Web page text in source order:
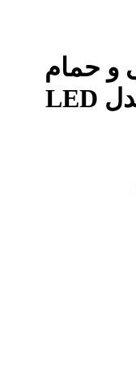
و حمام
همراه با نورپردازی مدل LED